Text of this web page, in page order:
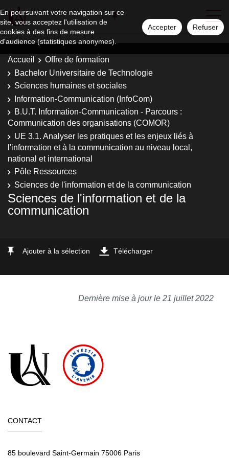
En poursuivant votre navigation sur ce
site, vous acceptez l'utilisation de
cookies à des fins de mesure
d'audience (statistiques anonymes).
Accepter Refuser
Accueil
Offre de formation
Bachelor Universitaire de Technologie
Sciences humaines et sociales
Information-Communication (InfoCom)
B.U.T. Information-Communication - Parcours :
Communication des organisations (COMOR)
UE 3.1. Analyser les pratiques et les enjeux liés à
l'information et à la communication au niveau local,
national et international
Pôle Ressources
Sciences de l'information et de la communication
Sciences de l'information et de la
communication
Ajouter à la sélection Télécharger
Dernière mise à jour le 21 juillet 2022
CONTACT
85 boulevard Saint-Germain 75006 Paris